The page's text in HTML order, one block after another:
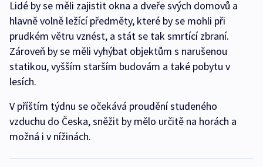
Lidé by se měli zajistit okna a dveře svých domovů a
hlavně volně ležící předměty, které by se mohli při
prudkém větru vznést, a stát se tak smrtící zbraní.
Zároveň by se měli vyhýbat objektům s narušenou
statikou, vyšším starším budovám a také pobytu v
lesích.
V příštím týdnu se očekává proudění studeného
vzduchu do Česka, sněžit by mělo určitě na horách a
možná i v nížinách.